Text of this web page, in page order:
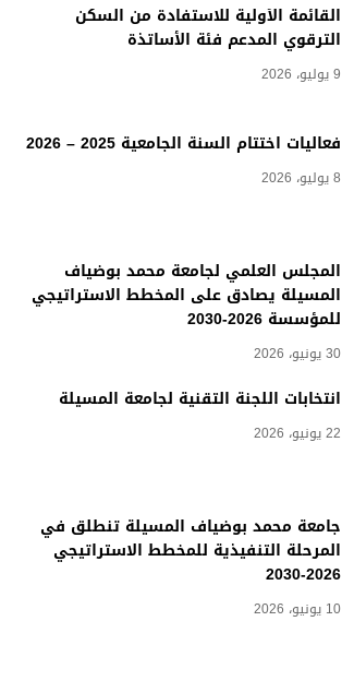
القائمة الأولية للاستفادة من السكن
الترقوي المدعم فئة الأساتذة
9 يوليو، 2026
فعاليات اختتام السنة الجامعية 2025 – 2026
8 يوليو، 2026
المجلس العلمي لجامعة محمد بوضياف
المسيلة يصادق على المخطط الاستراتيجي
للمؤسسة 2026-2030
30 يونيو، 2026
انتخابات اللجنة التقنية لجامعة المسيلة
22 يونيو، 2026
جامعة محمد بوضياف المسيلة تنطلق في
المرحلة التنفيذية للمخطط الاستراتيجي
2026-2030
10 يونيو، 2026